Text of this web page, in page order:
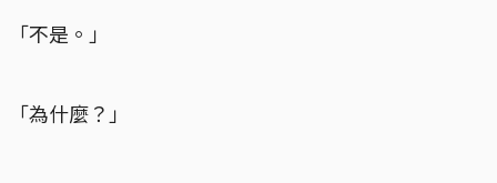
「不是。」
「為什麼？」